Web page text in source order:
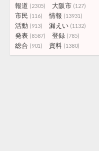
報道 (2305) 大阪市 (127)
市民 (116) 情報 (13931)
活動 (913) 漏えい (1132)
発表 (8587) 登録 (785)
総合 (901) 資料 (1380)